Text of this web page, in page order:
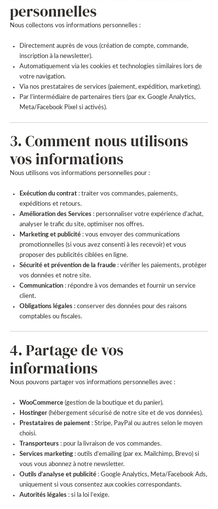
personnelles
Nous collectons vos informations personnelles :
Directement auprès de vous (création de compte, commande,
inscription à la newsletter).
Automatiquement via les cookies et technologies similaires lors de
votre navigation.
Via nos prestataires de services (paiement, expédition, marketing).
Par l’intermédiaire de partenaires tiers (par ex. Google Analytics,
Meta/Facebook Pixel si activés).
3. Comment nous utilisons
vos informations
Nous utilisons vos informations personnelles pour :
Exécution du contrat : traiter vos commandes, paiements,
expéditions et retours.
Amélioration des Services : personnaliser votre expérience d’achat,
analyser le trafic du site, optimiser nos offres.
Marketing et publicité : vous envoyer des communications
promotionnelles (si vous avez consenti à les recevoir) et vous
proposer des publicités ciblées en ligne.
Sécurité et prévention de la fraude : vérifier les paiements, protéger
vos données et notre site.
Communication : répondre à vos demandes et fournir un service
client.
Obligations légales : conserver des données pour des raisons
comptables ou fiscales.
4. Partage de vos
informations
Nous pouvons partager vos informations personnelles avec :
WooCommerce (gestion de la boutique et du panier).
Hostinger (hébergement sécurisé de notre site et de vos données).
Prestataires de paiement : Stripe, PayPal ou autres selon le moyen
choisi.
Transporteurs : pour la livraison de vos commandes.
Services marketing : outils d’emailing (par ex. Mailchimp, Brevo) si
vous vous abonnez à notre newsletter.
Outils d’analyse et publicité : Google Analytics, Meta/Facebook Ads,
uniquement si vous consentez aux cookies correspondants.
Autorités légales : si la loi l’exige.